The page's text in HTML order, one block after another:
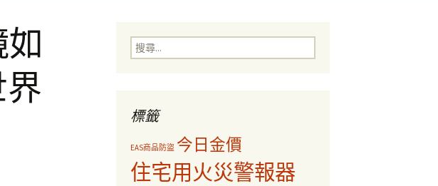
字:
搜
尋
標籤
EAS商品防盜 今日金價
住宅用火災警報器